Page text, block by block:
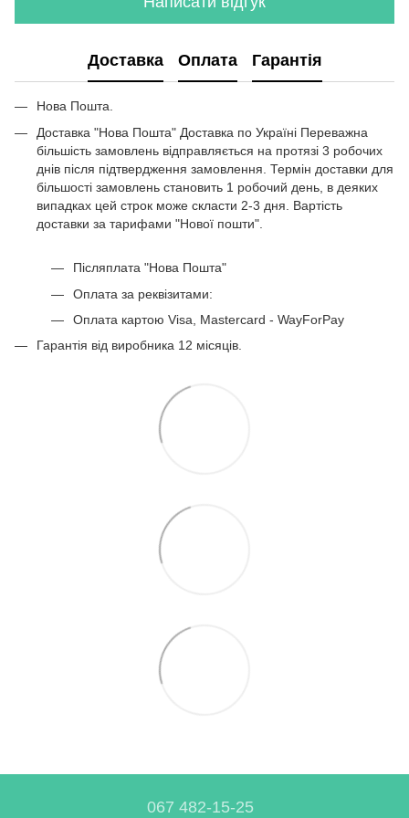
Передпокій білого кольору київ
Полиці на стіну кутові
Стіл лофт купити
Чорні металеві стелажі
Комоди для одягу
Барна стійка для кухні ціна
Меблі в ванну кімнату
Меблі вітальня
Білий металевий стелаж
Металеві стелажі купити
Передпокій кутовий
Купити комод колір венге
Купівля меблів
Тумби під телевізор купити
Доставка Оплата Гарантія
Нова Пошта.
Доставка "Нова Пошта" Доставка по Україні Переважна
більшість замовлень відправляється на протязі 3 робочих
днів після підтвердження замовлення. Термін доставки для
більшості замовлень становить 1 робочий день, в деяких
випадках цей строк може скласти 2-3 дня. Вартість
доставки за тарифами "Нової пошти".
Післяплата "Нова Пошта"
Оплата за реквізитами:
Оплата картою Visa, Mastercard - WayForPay
Гарантія від виробника 12 місяців.
067 482-15-25